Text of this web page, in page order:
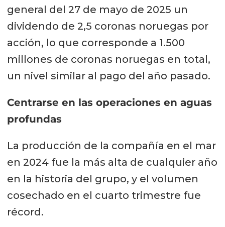
general del 27 de mayo de 2025 un
dividendo de 2,5 coronas noruegas por
acción, lo que corresponde a 1.500
millones de coronas noruegas en total,
un nivel similar al pago del año pasado.
Centrarse en las operaciones en aguas
profundas
La producción de la compañía en el mar
en 2024 fue la más alta de cualquier año
en la historia del grupo, y el volumen
cosechado en el cuarto trimestre fue
récord.